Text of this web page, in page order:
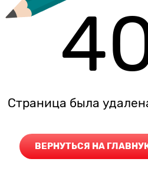
Страница была
ВЕРНУТЬСЯ НА